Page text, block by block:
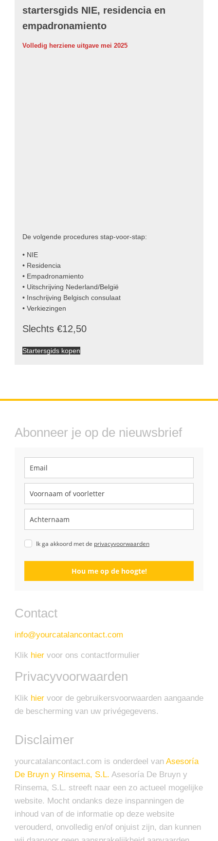
startersgids NIE, residencia en
empadronamiento
Volledig herziene uitgave mei 2025
De volgende procedures stap-voor-stap:
• NIE
• Residencia
• Empadronamiento
• Uitschrijving Nederland/België
• Inschrijving Belgisch consulaat
• Verkiezingen
Slechts €12,50
Startersgids kopen
Abonneer je op de nieuwsbrief
Ik ga akkoord met de privacyvoorwaarden
Hou me op de hoogte!
Contact
info@yourcatalancontact.com
Klik hier voor ons contactformulier
Privacyvoorwaarden
Klik hier voor de gebruikersvoorwaarden aangaande
de bescherming van uw privégegevens.
Disclaimer
yourcatalancontact.com is onderdeel van Asesoría
De Bruyn y Rinsema, S.L. Asesoría De Bruyn y
Rinsema, S.L. streeft naar een zo actueel mogelijke
website. Mocht ondanks deze inspanningen de
inhoud van of de informatie op deze website
verouderd, onvolledig en/of onjuist zijn, dan kunnen